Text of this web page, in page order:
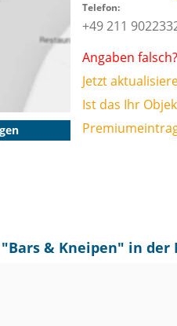
Telefon:
+49 211
Angaben falsch?
Jetzt
Ist das Ihr
Bars & Kneipen" in der